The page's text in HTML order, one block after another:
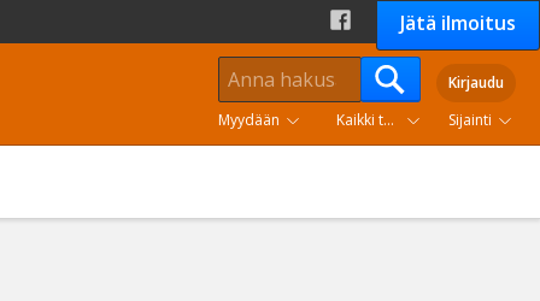
Jätä ilmoitus
Kirjaudu
Myydään
Kaikki tuoteryhmät Sijainti